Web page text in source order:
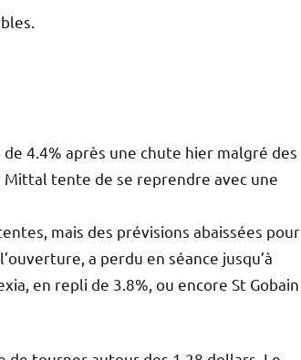
4.4% après une chute hier malgré des
Mittal tente de se reprendre avec une
mais des prévisions abaissées pour
a perdu en séance jusqu’à
en repli de 3.8%, ou encore St Gobain